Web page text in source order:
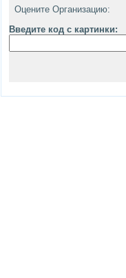
Оцените Организацию:
Введите код с картинки: